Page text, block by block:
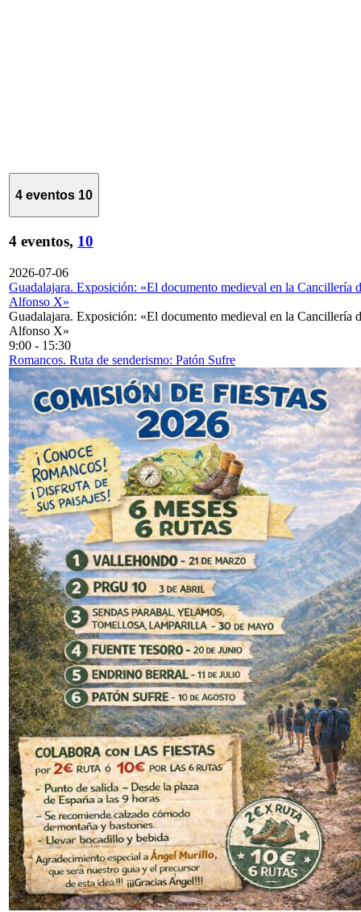
4 eventos 10
4 eventos, 10
2026-07-06
Guadalajara. Exposición: «El documento medieval en la Cancillería
Alfonso X»
Guadalajara. Exposición: «El documento medieval en la Cancillería
Alfonso X»
9:00 - 15:30
Romancos. Ruta de senderismo: Patón Sufre